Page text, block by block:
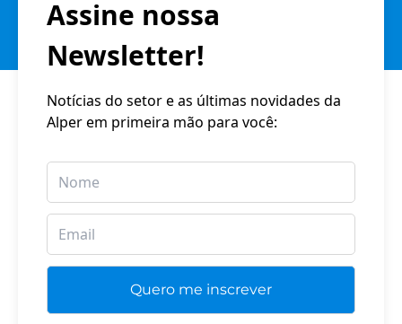
Assine nossa
Newsletter!
Notícias do setor e as últimas novidades da
Alper em primeira mão para você: